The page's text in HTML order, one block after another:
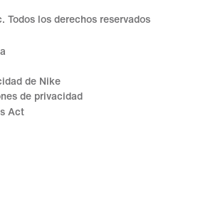
Todos los derechos reservados
de Nike
de privacidad
Act